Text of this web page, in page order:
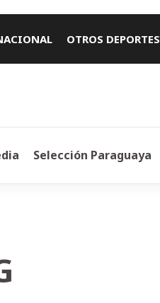
OTROS DEPORTES
Selección Paraguaya